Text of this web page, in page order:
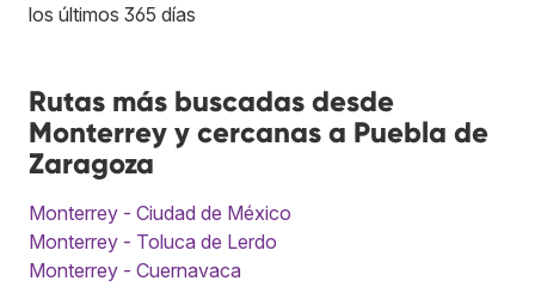
los últimos 365 días
Rutas más buscadas desde
Monterrey y cercanas a Puebla de
Zaragoza
Monterrey - Ciudad de México
Monterrey - Toluca de Lerdo
Monterrey - Cuernavaca